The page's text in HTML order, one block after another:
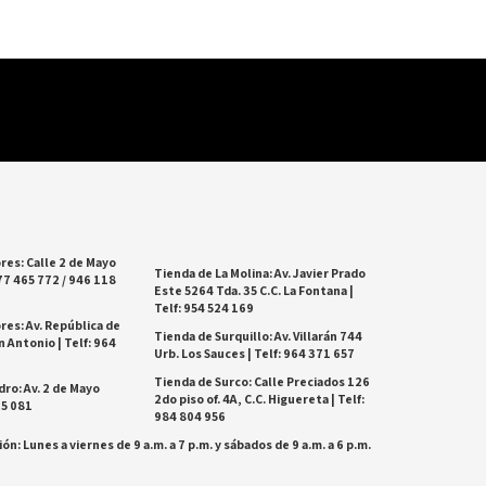
Calle 2 de Mayo
465 772 / 946 118
Av. República de
Antonio | Telf: 964
Av. 2 de Mayo
081
Tienda de La Molina: Av. Javier Prado
Este 5264 Tda. 35 C.C. La Fontana |
Telf: 954 524 169
Tienda de Surquillo: Av. Villarán 744
Urb. Los Sauces | Telf: 964 371 657
Tienda de Surco: Calle Preciados 126
2do piso of. 4A, C.C. Higuereta | Telf:
984 804 956
Lunes a viernes de 9 a.m. a 7 p.m. y sábados de 9 a.m. a 6 p.m.